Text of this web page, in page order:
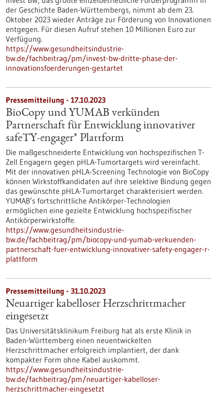
der Geschichte Baden-Württembergs, nimmt ab dem 23.
Oktober 2023 wieder Anträge zur Förderung von Innovationen
entgegen. Für diesen Aufruf stehen 10 Millionen Euro zur
Verfügung.
https://www.gesundheitsindustrie-
bw.de/fachbeitrag/pm/invest-bw-dritte-phase-der-
innovationsfoerderungen-gestartet
Pressemitteilung - 17.10.2023
BioCopy und YUMAB verkünden
Partnerschaft für Entwicklung innovativer
safeTY-engager® Plattform
Die maßgeschneiderte Entwicklung von hochspezifischen T-
Zell Engagern gegen pHLA-Tumortargets wird vereinfacht.
Mit der innovativen pHLA-Screening Technologie von BioCopy
können Wirkstoffkandidaten auf ihre selektive Bindung gegen
das gewünschte pHLA-Tumortarget charakterisiert werden.
YUMAB’s fortschrittliche Antikörper-Technologien
ermöglichen eine gezielte Entwicklung hochspezifischer
Antikörperwirkstoffe.
https://www.gesundheitsindustrie-
bw.de/fachbeitrag/pm/biocopy-und-yumab-verkuenden-
partnerschaft-fuer-entwicklung-innovativer-safety-engager-r-
plattform
Pressemitteilung - 31.10.2023
Neuartiger kabelloser Herzschrittmacher
eingesetzt
Das Universitätsklinikum Freiburg hat als erste Klinik in
Baden-Württemberg einen neuentwickelten
Herzschrittmacher erfolgreich implantiert, der dank
kompakter Form ohne Kabel auskommt.
https://www.gesundheitsindustrie-
bw.de/fachbeitrag/pm/neuartiger-kabelloser-
herzschrittmacher-eingesetzt